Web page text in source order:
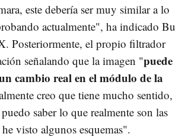
este debería ser muy similar a lo
actualmente", ha indicado Bu
Posteriormente, el propio filtrador
señalando que la imagen "puede
cambio real en el módulo de la
creo que tiene mucho sentido,
saber lo que realmente son las
visto algunos esquemas".